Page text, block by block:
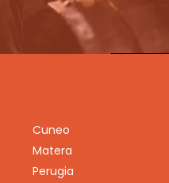
Cuneo
Matera
Perugia